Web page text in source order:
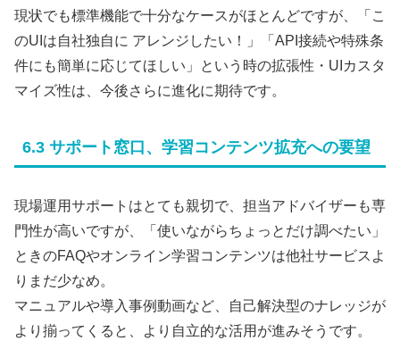
現状でも標準機能で十分なケースがほとんどですが、「こ
のUIは自社独自に アレンジしたい！」「API接続や特殊条
件にも簡単に応じてほしい」という時の拡張性・UIカスタ
マイズ性は、今後さらに進化に期待です。
6.3 サポート窓口、学習コンテンツ拡充への要望
現場運用サポートはとても親切で、担当アドバイザーも専
門性が高いですが、「使いながらちょっとだけ調べたい」
ときのFAQやオンライン学習コンテンツは他社サービスよ
りまだ少なめ。
マニュアルや導入事例動画など、自己解決型のナレッジが
より揃ってくると、より自立的な活用が進みそうです。